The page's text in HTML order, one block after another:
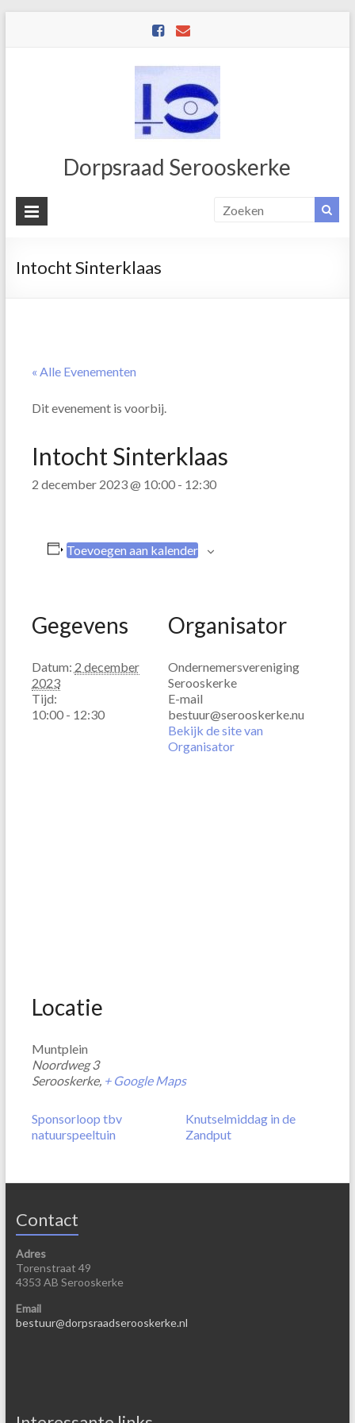
Dorpsraad Serooskerke
Intocht Sinterklaas
« Alle Evenementen
Dit evenement is voorbij.
Intocht Sinterklaas
2 december 2023 @ 10:00- 12:30
Toevoegen aan kalender
Gegevens
Datum: 2 december
2023
Tijd:
10:00 - 12:30
Organisator
Ondernemersvereniging
Serooskerke
E-mail
bestuur@serooskerke.nu
Bekijk de site van
Organisator
Locatie
Muntplein
Noordweg 3
Serooskerke, + Google Maps
Sponsorloop tbv
natuurspeeltuin
Knutselmiddag in de
Zandput
Contact
Adres
Torenstraat 49
4353 AB Serooskerke
Email
bestuur@dorpsraadserooskerke.nl